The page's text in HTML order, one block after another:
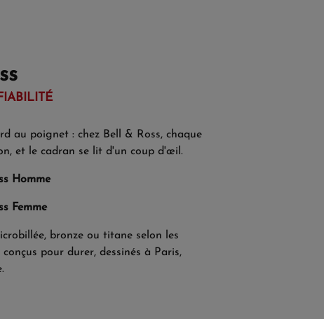
au poignet : chez Bell & Ross, chaque
et le cadran se lit d'un coup d'œil.
Homme
Femme
bronze ou titane selon les
pour durer, dessinés à Paris,